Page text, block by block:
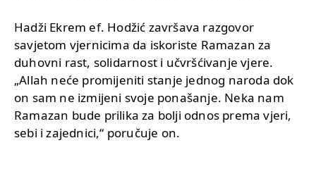
Hadži Ekrem ef. Hodžić završava razgovor
savjetom vjernicima da iskoriste Ramazan za
duhovni rast, solidarnost i učvršćivanje vjere.
„Allah neće promijeniti stanje jednog naroda dok
on sam ne izmijeni svoje ponašanje. Neka nam
Ramazan bude prilika za bolji odnos prema vjeri,
sebi i zajednici,“ poručuje on.